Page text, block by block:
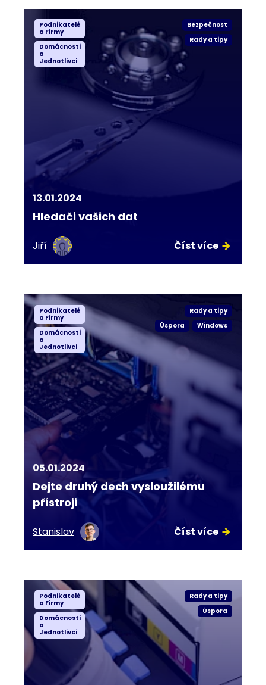
Podnikatelé
a Firmy
Domácnosti
a
Jednotlivci
Bezpečnost
Rady a tipy
13.01.2024
Hledači vašich dat
Jiří Číst více
Podnikatelé
a Firmy
Domácnosti
a
Jednotlivci
Rady a tipy
Úspora
Windows
05.01.2024
Dejte druhý dech vysloužilému
přístroji
Stanislav Číst více
Podnikatelé
a Firmy
Domácnosti
a
Jednotlivci
Rady a tipy
Úspora